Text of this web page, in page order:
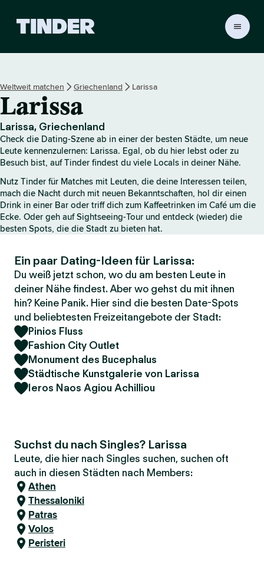
r
t
a
r
t
e
i
t
e
Weltweit matchen Griechenland Larissa
Larissa
Larissa, Griechenland
Check die Dating-Szene ab in einer der besten Städte, um neue
Leute kennenzulernen: Larissa. Egal, ob du hier lebst oder zu
Besuch bist, auf Tinder findest du viele Locals in deiner Nähe.
Nutz Tinder für Matches mit Leuten, die deine Interessen teilen,
mach die Nacht durch mit neuen Bekanntschaften, hol dir einen
Drink in einer Bar oder triff dich zum Kaffeetrinken im Café um die
Ecke. Oder geh auf Sightseeing-Tour und entdeck (wieder) die
besten Spots, die die Stadt zu bieten hat.
Ein paar Dating-Ideen für Larissa:
Du weiß jetzt schon, wo du am besten Leute in
deiner Nähe findest. Aber wo gehst du mit ihnen
hin? Keine Panik. Hier sind die besten Date-Spots
und beliebtesten Freizeitangebote der Stadt:
Pinios Fluss
Fashion City Outlet
Monument des Bucephalus
Städtische Kunstgalerie von Larissa
Ieros Naos Agiou Achilliou
Suchst du nach Singles? Larissa
Leute, die hier nach Singles suchen, suchen oft
auch in diesen Städten nach Members:
Athen
Thessaloniki
Patras
Volos
Peristeri